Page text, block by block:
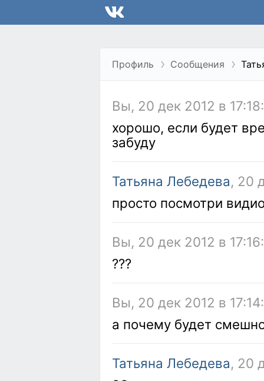
Профиль Сообщения
Вы, 20 дек 2012 в
хорошо, если будет
забуду
Татьяна Лебедева, 20
просто посмотри
Вы, 20 дек 2012 в
???
Вы, 20 дек 2012 в
а почему будет
Татьяна Лебедева, 20